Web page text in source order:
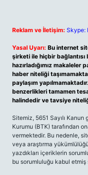
Reklam ve İletişim: Skype:
Yasal Uyarı: Bu internet
şirketi ile hiçbir bağlantısı
hazırladığımız makaleler
haber niteliği
paylaşım
benzerlikleri tamamen
halindedir ve tavsiye
Sitemiz, 5651 Sayılı
Kurumu (BTK) tarafından
vermektedir. Bu nedenle,
veya araştırma
yazdıkları içeriklerin
bu sorumluluğu kabul etmiş